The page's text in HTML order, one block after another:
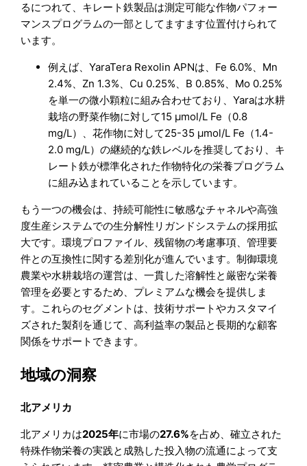
るにつれて、キレート鉄製品は測定可能な作物パフォー
マンスプログラムの一部としてますます位置付けられて
います。
例えば、YaraTera Rexolin APNは、Fe 6.0%、Mn
2.4%、Zn 1.3%、Cu 0.25%、B 0.85%、Mo 0.25%
を単一の微小顆粒に組み合わせており、Yaraは水耕
栽培の野菜作物に対して15 μmol/L Fe（0.8
mg/L）、花作物に対して25-35 μmol/L Fe（1.4-
2.0 mg/L）の継続的な鉄レベルを推奨しており、キ
レート鉄が標準化された作物特化の栄養プログラム
に組み込まれていることを示しています。
もう一つの機会は、持続可能性に敏感なチャネルや高強
度生産システムでの生分解性リガンドシステムの採用拡
大です。環境プロファイル、残留物の考慮事項、管理要
件との互換性に関する差別化が進んでいます。制御環境
農業や水耕栽培の運営は、一貫した溶解性と厳密な栄養
管理を必要とするため、プレミアムな機会を提供しま
す。これらのセグメントは、技術サポートやカスタマイ
ズされた製剤を通じて、高利益率の製品と長期的な顧客
関係をサポートできます。
地域の洞察
北アメリカ
北アメリカは2025年に市場の27.6%を占め、確立された
特殊作物栄養の実践と成熟した投入物の流通によって支